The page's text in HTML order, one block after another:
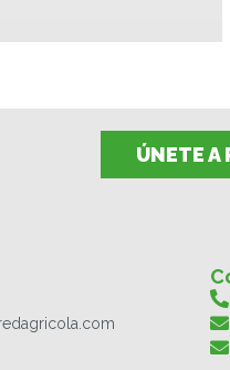
ÚNETE A